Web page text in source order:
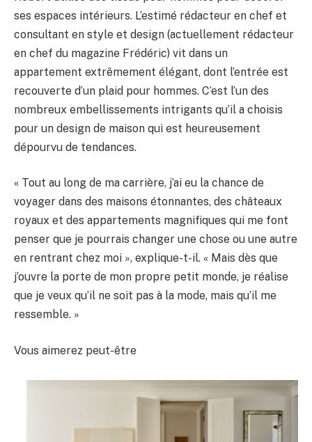
ses espaces intérieurs. L’estimé rédacteur en chef et
consultant en style et design (actuellement rédacteur
en chef du magazine Frédéric) vit dans un
appartement extrêmement élégant, dont l’entrée est
recouverte d’un plaid pour hommes. C’est l’un des
nombreux embellissements intrigants qu’il a choisis
pour un design de maison qui est heureusement
dépourvu de tendances.
« Tout au long de ma carrière, j’ai eu la chance de
voyager dans des maisons étonnantes, des châteaux
royaux et des appartements magnifiques qui me font
penser que je pourrais changer une chose ou une autre
en rentrant chez moi », explique-t-il. « Mais dès que
j’ouvre la porte de mon propre petit monde, je réalise
que je veux qu’il ne soit pas à la mode, mais qu’il me
ressemble. »
Vous aimerez peut-être